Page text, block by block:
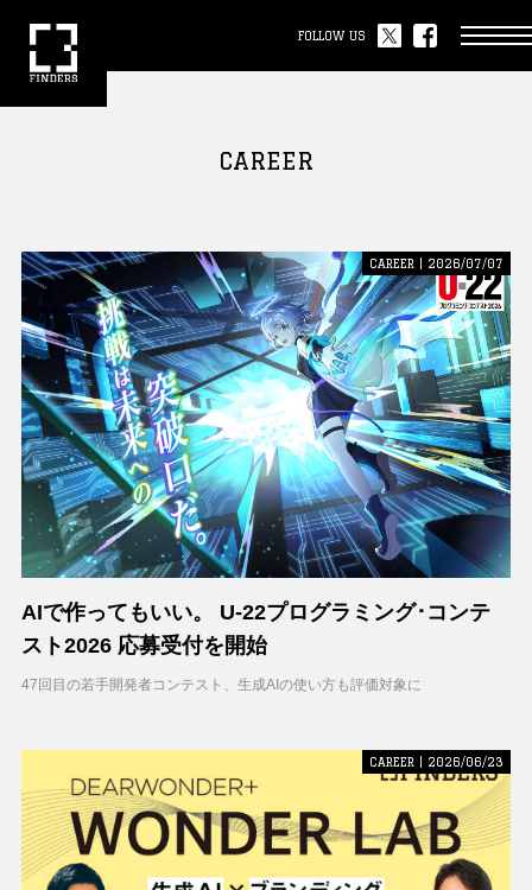
FOLLOW US
CAREER
CAREER | 2026/07/07
AIで作ってもいい。 U-22プログラミング･コンテ
スト2026 応募受付を開始
47回目の若手開発者コンテスト、生成AIの使い方も評価対象に
CAREER | 2026/06/23